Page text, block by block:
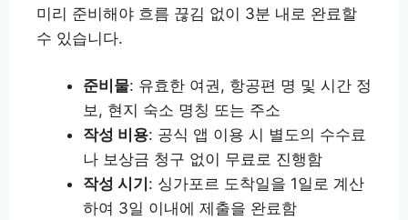
미리 준비해야 흐름 끊김 없이 3분 내로 완료할
수 있습니다.
준비물: 유효한 여권, 항공편 명 및 시간 정
보, 현지 숙소 명칭 또는 주소
작성 비용: 공식 앱 이용 시 별도의 수수료
나 보상금 청구 없이 무료로 진행함
작성 시기 : 싱가포르 도착일을 1일로 계산
하여 3일 이내에 제출을 완료함